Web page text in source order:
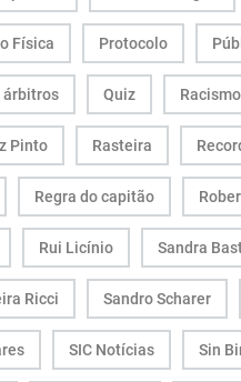
Física Protocolo
árbitros Quiz Racismo
Pinto Rasteira
Regra do capitão
Rui Licínio Sandra
Ricci Sandro Scharer
SIC Notícias Sin